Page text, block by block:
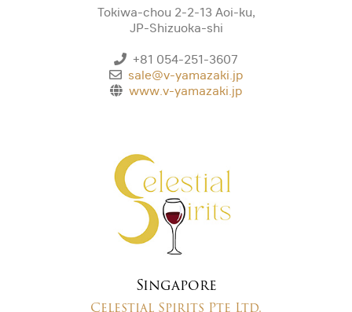
Tokiwa-chou 2-2-13 Aoi-ku,
JP-Shizuoka-shi
+81 054-251-3607
sale@v-yamazaki.jp
www.v-yamazaki.jp
Singapore
Celestial Spirits Pte Ltd.